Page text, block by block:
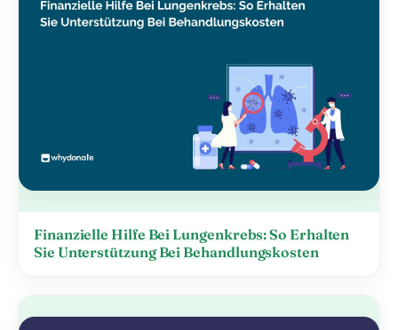
Finanzielle Hilfe Bei Lungenkrebs: So Erhalten
Sie Unterstützung Bei Behandlungskosten